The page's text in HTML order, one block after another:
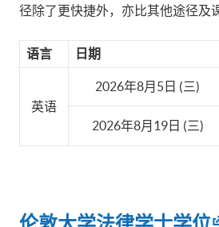
径除了更快捷外，亦比其他途径及
语言 日期
英语
2026年8月5日 (三)
2026年8月19日 (三)